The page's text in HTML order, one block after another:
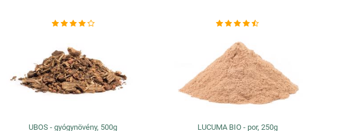
UBOS - gyógynövény, 500g LUCUMA BIO - por, 250g